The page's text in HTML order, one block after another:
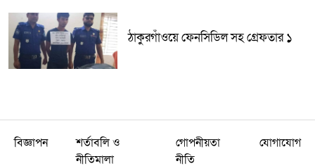
ঠাকুরগাঁওয়ে ফেনসিডিল সহ গ্রেফতার ১
বিজ্ঞাপন
শর্তাবলি ও
নীতিমালা
গোপনীয়তা
নীতি
যোগাযোগ